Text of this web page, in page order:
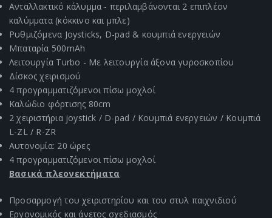
Ανταλλακτικό κάλυμμα - περιλαμβάνονται 2 επιπλέον
καλύμματα (κόκκινο και μπλε)
Ρυθμιζόμενα Joysticks, D-pad & κουμπιά ενεργειών
Μπαταρία 500mAh
Λειτουργία Turbo - Με λειτουργία άξονα γυροσκοπίου
Δίσκος χειρισμού
4 προγραμματιζόμενοι πίσω μοχλοί
Καλώδιο φόρτισης 80cm
2 χειριστήρια joystick / D-pad / Κουμπιά ενεργειών / Κουμπιά
L-ZL / R-ZR
Αυτονομία: 20 ώρες
4 προγραμματιζόμενοι πίσω μοχλοί
Βασικά πλεονεκτήματα
Προσαρμογή του χειριστηρίου και του στυλ παιχνιδιού
Εργονομικός και άνετος σχεδιασμός